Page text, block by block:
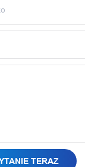
TERAZ